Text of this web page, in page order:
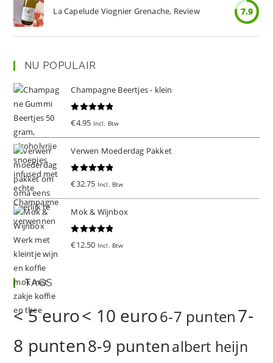
La Capelude Viognier Grenache, Review 7.9
NU POPULAIR
Champagne Beertjes - klein
€4.95 Incl. Btw
Verwen Moederdag Pakket
€32.75 Incl. Btw
Mok & Wijnbox
€12.50 Incl. Btw
TAGS
< 5 euro< 10 euro6-7 punten7-
8 punten8-9 puntenalbert heijn